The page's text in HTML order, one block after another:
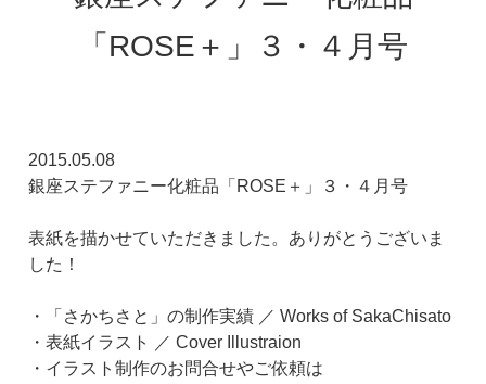
「ROSE＋」３・４月号
2015.05.08
銀座ステファニー化粧品「ROSE＋」３・４月号
表紙を描かせていただきました。ありがとうございま
した！
・「さかちさと」の制作実績 ／ Works of SakaChisato
・表紙イラスト ／ Cover Illustraion
・イラスト制作のお問合せやご依頼は